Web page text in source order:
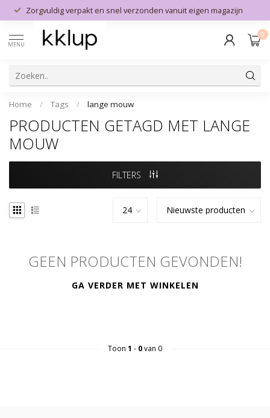
Zorgvuldig verpakt en snel verzonden vanuit eigen magazijn
MENU
0
Home / Tags / lange mouw
PRODUCTEN GETAGD MET LANGE
MOUW
FILTERS
GEEN PRODUCTEN GEVONDEN!
GA VERDER MET WINKELEN
Toon 1 - 0van 0